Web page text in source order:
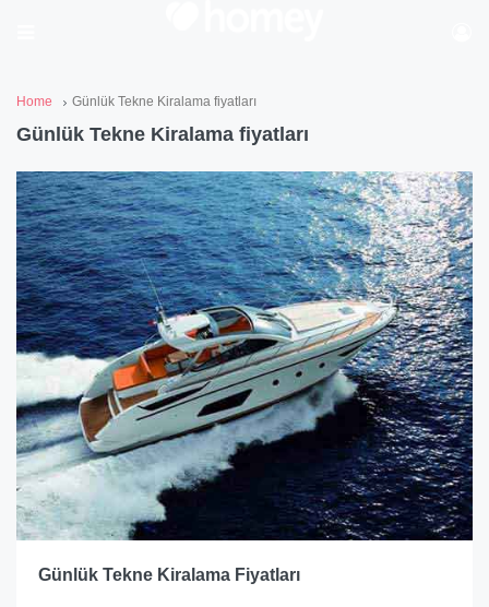
Home Günlük Tekne Kiralama fiyatları
Günlük Tekne Kiralama fiyatları
Günlük Tekne Kiralama Fiyatları